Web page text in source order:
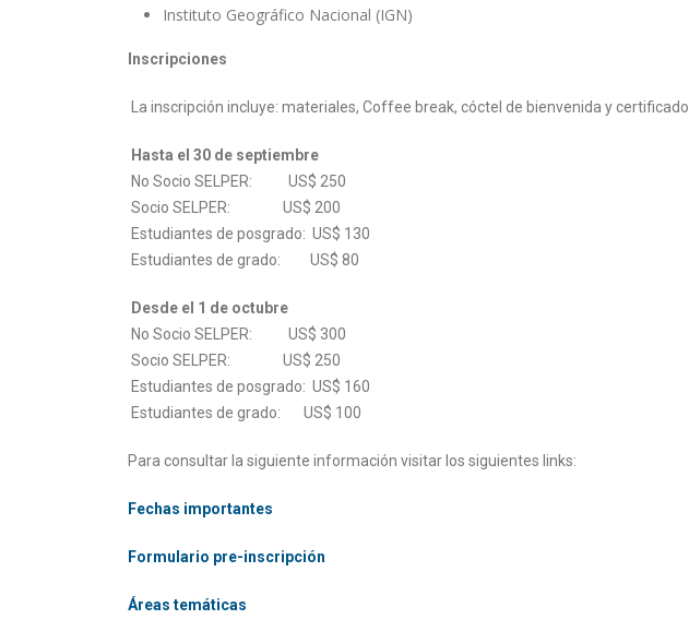
Instituto Geográfico Nacional (IGN)
Inscripciones
La inscripción incluye: materiales, Coffee break, cóctel de bienvenida y
Hasta el 30 de septiembre
No Socio SELPER: US$ 250
Socio SELPER: US$ 200
Estudiantes de posgrado: US$ 130
Estudiantes de grado: US$ 80
Desde el 1 de octubre
No Socio SELPER: US$ 300
Socio SELPER: US$ 250
Estudiantes de posgrado: US$ 160
Estudiantes de grado: US$ 100
Para consultar la siguiente información visitar los siguientes links:
Fechas importantes
Formulario pre-inscripción
Áreas temáticas